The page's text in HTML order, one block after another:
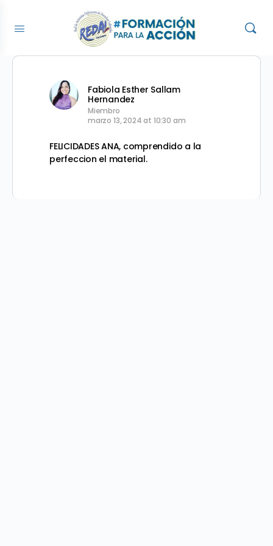
Fabiola Esther Sallam
Hernandez
Miembro
marzo 13, 2024 at 10:30 am
FELICIDADES ANA, comprendido a la
perfeccion el material.